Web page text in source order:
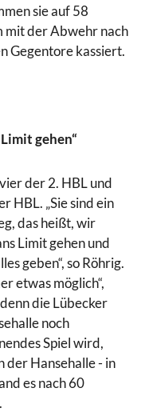
sie auf 58
mit der Abwehr nach
Gegentore kassiert.
gehen“
der 2. HBL und
HBL. „Sie sind ein
das heißt, wir
Limit gehen und
geben“, so Röhrig.
etwas möglich“,
die Lübecker
noch
Spiel wird,
der Hansehalle - in
es nach 60